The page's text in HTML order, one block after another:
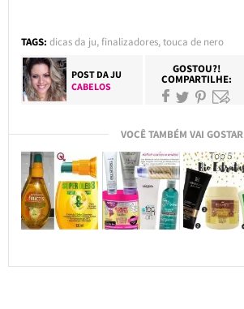
TAGS: dicas da ju,finalizadores,touca de nero
POST DAJU
CABELOS
GOSTOU?!
COMPARTILHE:
VOCÊ TAMBÉM VAI GOSTAR